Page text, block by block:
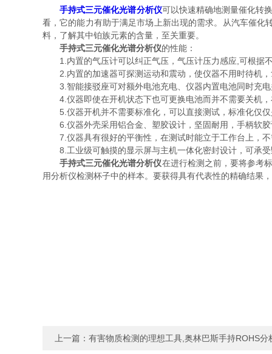
手持式三元催化光谱分析仪可以快速精确地测量催化转
看，它的能力有助于满足市场上新出现的需求。从汽车催
料，了解其中铂族元素的含量，至关重要。
手持式三元催化光谱分析仪的性能：
1.内置的气压计可以纠正气压，气压计压力感应,可根据不
2.内置的加速器可探测运动和震动，使仪器不用时待机，
3.智能接驳座可对额外电池充电、仪器内置电池同时充电
4.仪器即使在开机状态下也可更换电池而并不需要关机，
5.仪器开机并不需要标准化，可以直接测试，标准化仅仅
6.仪器外壳采用铝合金、塑胶设计，坚固耐用，手柄软胶
7.仪器具有很好的平衡性，在测试时能立于工作台上，不
8.工业级可触摸的显示屏与主机一体化密封设计，可承受
手持式三元催化光谱分析仪在进行检测之前，要将参考
用分析仪检测杯子中的样本。要获得具有代表性的精确结果
上一篇： 有害物质检测的理想工具,奥林巴斯手持ROHS分